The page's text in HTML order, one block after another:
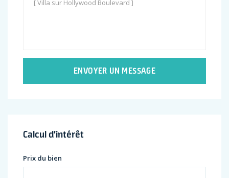
ENVOYER UN MESSAGE
Calcul d’intérêt
Prix du bien